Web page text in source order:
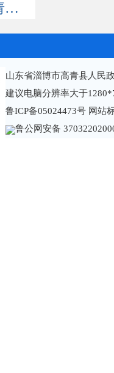
山东省淄博市高青县人民
建议电脑分辨率大于
鲁ICP备05024473号 网站
鲁公网安备